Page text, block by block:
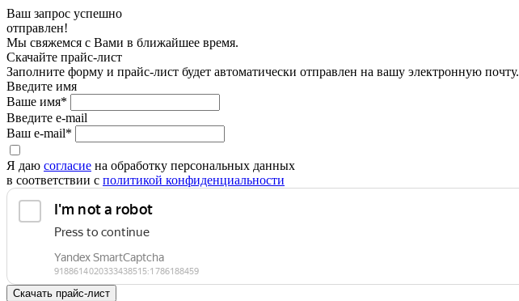
Ваш запрос успешно
отправлен!
Мы свяжемся с Вами в ближайшее время.
Скачайте прайс-лист
Заполните форму и прайс-лист будет автоматически отправлен на вашу электронную почту.
Введите имя
Ваше имя*
Введите e-mail
Ваш e-mail*
Я даю согласие на обработку персональных данных
в соответствии с политикой конфиденциальности